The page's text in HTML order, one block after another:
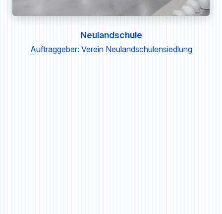
Neulandschule
Auftraggeber: Verein Neulandschulensiedlung